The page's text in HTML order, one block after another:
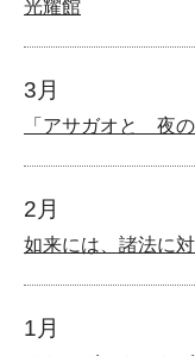
光耀館
3月
「アサガオと 夜の
2月
如来には、諸法に
1月